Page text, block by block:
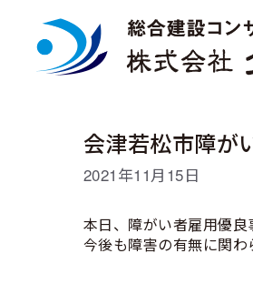
会津若松市障が
2021年11月15日
本日、障がい者雇用優良
今後も障害の有無に関わ